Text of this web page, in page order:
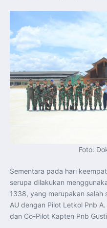
Foto:
Sementara pada hari
serupa dilakukan
1338, yang merupakan
AU dengan Pilot Letkol Pnb
dan Co-Pilot Kapten Pnb